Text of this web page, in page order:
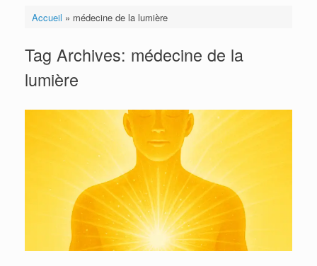
Accueil » médecine de la lumière
Tag Archives: médecine de la
lumière